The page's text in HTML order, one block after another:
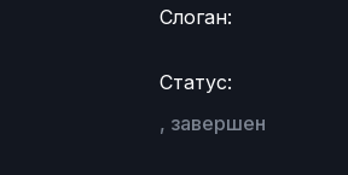
Слоган:
Статус:
, завершен